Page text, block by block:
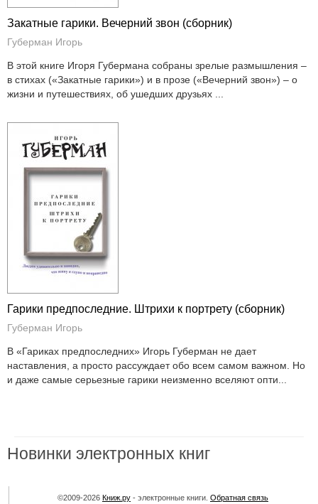
Закатные гарики. Вечерний звон (сборник)
Губерман Игорь
В этой книге Игоря Губермана собраны зрелые размышления –
в стихах («Закатные гарики») и в прозе («Вечерний звон») – о
жизни и путешествиях, об ушедших друзьях ...
Гарики предпоследние. Штрихи к портрету (сборник)
Губерман Игорь
В «Гариках предпоследних» Игорь Губерман не дает
наставления, а просто рассуждает обо всем самом важном. Но
и даже самые серьезные гарики неизменно вселяют опти...
Новинки электронных книг
©2009-2026 Книж.ру - электронные книги. Обратная связь